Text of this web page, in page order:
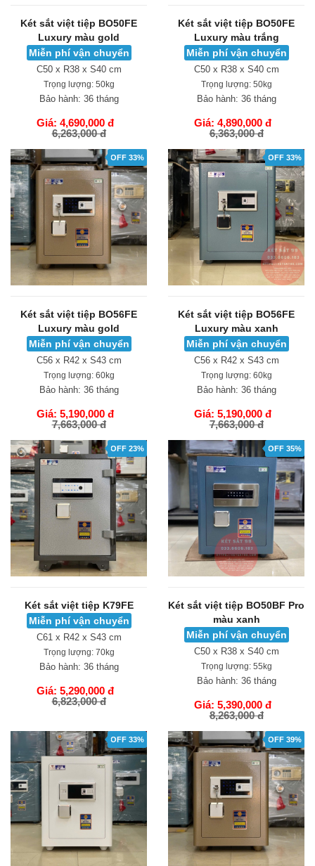
Két sắt việt tiệp BO50FE
Luxury màu gold
Miễn phí vận chuyển
C50 x R38 x S40 cm
Trọng lượng:50kg
Bảo hành: 36 tháng
Giá: 4,690,000 đ
6,263,000 đ
GIỎ HÀNG
Két sắt việt tiệp BO50FE
Luxury màu trắng
Miễn phí vận chuyển
C50 x R38 x S40 cm
Trọng lượng:50kg
Bảo hành: 36 tháng
Giá: 4,890,000 đ
6,363,000 đ
GIỎ HÀNG
OFF 33%
Két sắt việt tiệp BO56FE
Luxury màu gold
Miễn phí vận chuyển
C56 x R42 x S43 cm
Trọng lượng:60kg
Bảo hành: 36 tháng
Giá: 5,190,000 đ
7,663,000 đ
GIỎ HÀNG
OFF 33%
Két sắt việt tiệp BO56FE
Luxury màu xanh
Miễn phí vận chuyển
C56 x R42 x S43 cm
Trọng lượng:60kg
Bảo hành: 36 tháng
Giá: 5,190,000 đ
7,663,000 đ
GIỎ HÀNG
OFF 23%
Két sắt việt tiệp K79FE
Miễn phí vận chuyển
C61 x R42 x S43 cm
Trọng lượng:70kg
Bảo hành: 36 tháng
Giá: 5,290,000 đ
6,823,000 đ
OFF 35%
Két sắt việt tiệp BO50BF Pro
màu xanh
Miễn phí vận chuyển
C50 x R38 x S40 cm
Trọng lượng:55kg
Bảo hành: 36 tháng
Giá: 5,390,000 đ
8,263,000 đ
GIỎ HÀNG
OFF 33% OFF 39%